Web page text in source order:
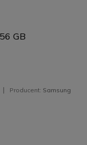
GB
Producent: Samsung